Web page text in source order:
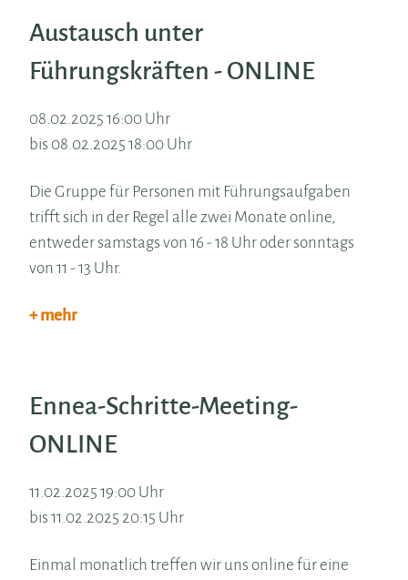
Austausch unter
Führungskräften - ONLINE
08.02.2025 16:00 Uhr
bis 08.02.2025 18:00 Uhr
Die Gruppe für Personen mit Führungsaufgaben
trifft sich in der Regel alle zwei Monate online,
entweder samstags von 16 - 18 Uhr oder sonntags
von 11 - 13 Uhr.
+ mehr
Ennea-Schritte-Meeting-
ONLINE
11.02.2025 19:00 Uhr
bis 11.02.2025 20:15 Uhr
Einmal monatlich treffen wir uns online für eine